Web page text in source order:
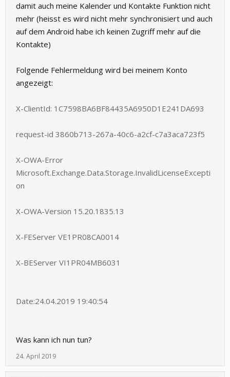
damit auch meine Kalender und Kontakte Funktion nicht
mehr (heisst es wird nicht mehr synchronisiert und auch
auf dem Android habe ich keinen Zugriff mehr auf die
Kontakte)
Folgende Fehlermeldung wird bei meinem Konto
angezeigt:
X-ClientId: 1C7598BA6BF84435A6950D1E241DA693
request-id 3860b713-267a-40c6-a2cf-c7a3aca723f5
X-OWA-Error
Microsoft.Exchange.Data.Storage.InvalidLicenseExcepti
on
X-OWA-Version 15.20.1835.13
X-FEServer VE1PR08CA0014
X-BEServer VI1PR04MB6031
Date:24.04.2019 19:40:54
Was kann ich nun tun?
24. April 2019